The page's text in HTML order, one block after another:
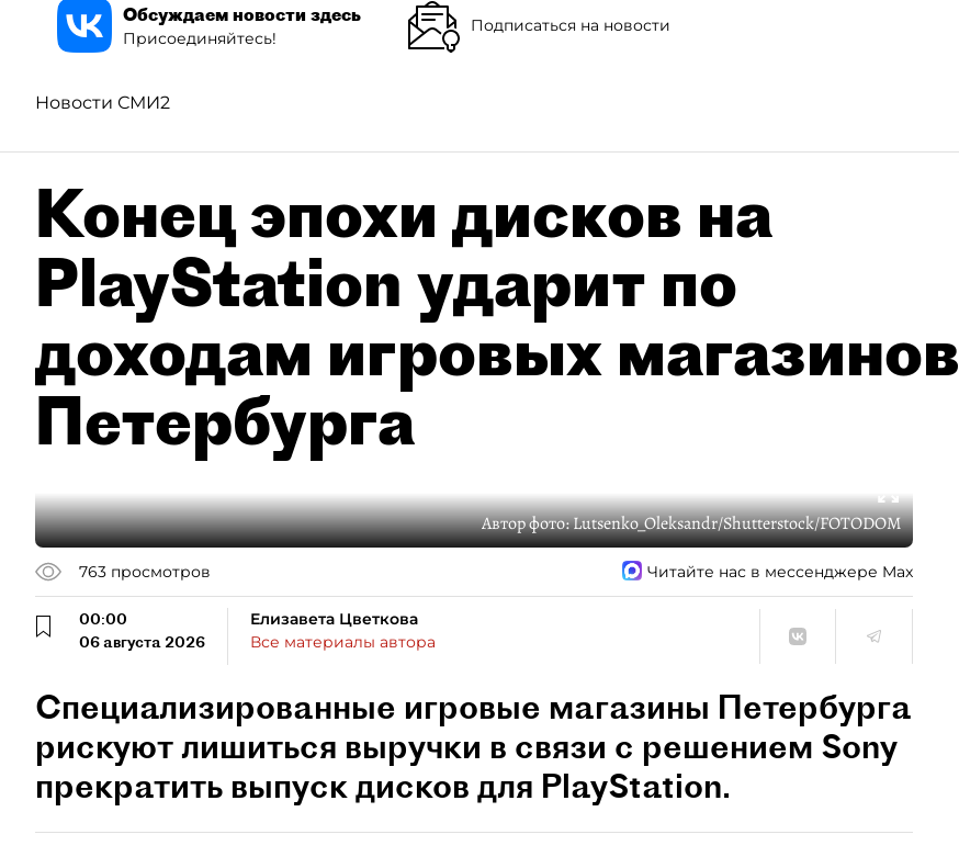
Обсуждаем новости здесь
Присоединяйтесь!
Подписаться на новости
Новости СМИ2
Конец эпохи дисков на
PlayStation ударит по
доходам игровых магазинов
Петербурга
Автор фото:Lutsenko_Oleksandr/Shutterstock/FOTODOM
763 просмотров Читайте нас в мессенджере Max
00:00
06 августа 2026
Елизавета Цветкова
Все материалы автора
Специализированные игровые магазины Петербурга
рискуют лишиться выручки в связи с решением Sony
прекратить выпуск дисков для PlayStation.